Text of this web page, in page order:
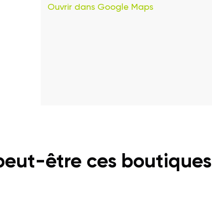
Ouvrir dans Google Maps
être ces boutiques